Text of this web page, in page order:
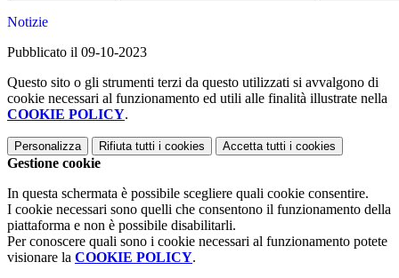
Notizie
Pubblicato il 09-10-2023
Questo sito o gli strumenti terzi da questo utilizzati si avvalgono di
cookie necessari al funzionamento ed utili alle finalità illustrate nella
COOKIE POLICY.
Personalizza Rifiuta tutti i cookies Accetta tutti i cookies
Gestione cookie
In questa schermata è possibile scegliere quali cookie consentire.
I cookie necessari sono quelli che consentono il funzionamento della
piattaforma e non è possibile disabilitarli.
Per conoscere quali sono i cookie necessari al funzionamento potete
visionare la COOKIE POLICY.